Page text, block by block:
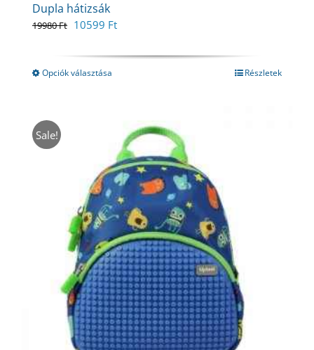
Dupla hátizsák
19980Ft Original
was:
19980 Ft.
10599 FtCurrent
is:
Opciók választása Részletek
Sale!